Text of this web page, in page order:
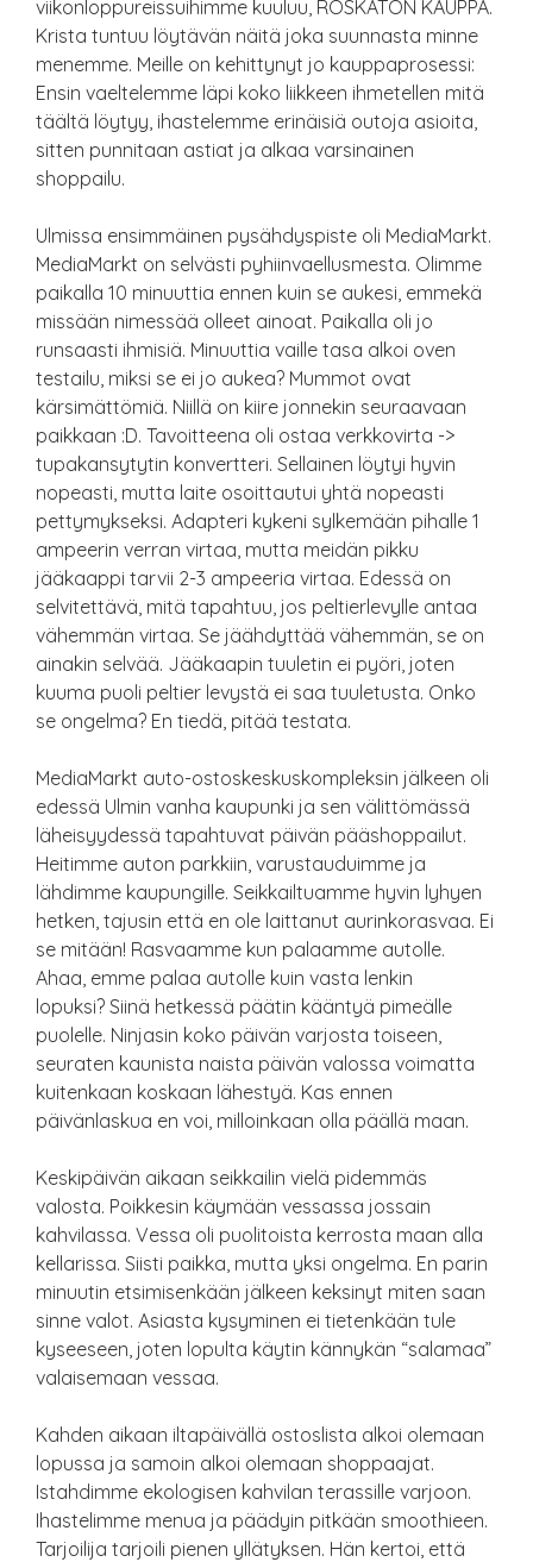
viikonloppureissuihimme kuuluu, ROSKATON KAUPPA.
Krista tuntuu löytävän näitä joka suunnasta minne
menemme. Meille on kehittynyt jo kauppaprosessi:
Ensin vaeltelemme läpi koko liikkeen ihmetellen mitä
täältä löytyy, ihastelemme erinäisiä outoja asioita,
sitten punnitaan astiat ja alkaa varsinainen
shoppailu.
Ulmissa ensimmäinen pysähdyspiste oli MediaMarkt.
MediaMarkt on selvästi pyhiinvaellusmesta. Olimme
paikalla 10 minuuttia ennen kuin se aukesi, emmekä
missään nimessää olleet ainoat. Paikalla oli jo
runsaasti ihmisiä. Minuuttia vaille tasa alkoi oven
testailu, miksi se ei jo aukea? Mummot ovat
kärsimättömiä. Niillä on kiire jonnekin seuraavaan
paikkaan :D. Tavoitteena oli ostaa verkkovirta ->
tupakansytytin konvertteri. Sellainen löytyi hyvin
nopeasti, mutta laite osoittautui yhtä nopeasti
pettymykseksi. Adapteri kykeni sylkemään pihalle 1
ampeerin verran virtaa, mutta meidän pikku
jääkaappi tarvii 2-3 ampeeria virtaa. Edessä on
selvitettävä, mitä tapahtuu, jos peltierlevylle antaa
vähemmän virtaa. Se jäähdyttää vähemmän, se on
ainakin selvää. Jääkaapin tuuletin ei pyöri, joten
kuuma puoli peltier levystä ei saa tuuletusta. Onko
se ongelma? En tiedä, pitää testata.
MediaMarkt auto-ostoskeskuskompleksin jälkeen oli
edessä Ulmin vanha kaupunki ja sen välittömässä
läheisyydessä tapahtuvat päivän pääshoppailut.
Heitimme auton parkkiin, varustauduimme ja
lähdimme kaupungille. Seikkailtuamme hyvin lyhyen
hetken, tajusin että en ole laittanut aurinkorasvaa. Ei
se mitään! Rasvaamme kun palaamme autolle.
Ahaa, emme palaa autolle kuin vasta lenkin
lopuksi? Siinä hetkessä päätin kääntyä pimeälle
puolelle. Ninjasin koko päivän varjosta toiseen,
seuraten kaunista naista päivän valossa voimatta
kuitenkaan koskaan lähestyä. Kas ennen
päivänlaskua en voi, milloinkaan olla päällä maan.
Keskipäivän aikaan seikkailin vielä pidemmäs
valosta. Poikkesin käymään vessassa jossain
kahvilassa. Vessa oli puolitoista kerrosta maan alla
kellarissa. Siisti paikka, mutta yksi ongelma. En parin
minuutin etsimisenkään jälkeen keksinyt miten saan
sinne valot. Asiasta kysyminen ei tietenkään tule
kyseeseen, joten lopulta käytin kännykän “salamaa”
valaisemaan vessaa.
Kahden aikaan iltapäivällä ostoslista alkoi olemaan
lopussa ja samoin alkoi olemaan shoppaajat.
Istahdimme ekologisen kahvilan terassille varjoon.
Ihastelimme menua ja päädyin pitkään smoothieen.
Tarjoilija tarjoili pienen yllätyksen. Hän kertoi, että